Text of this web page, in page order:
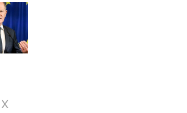
X